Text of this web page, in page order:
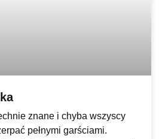
znane i chyba wszyscy
pełnymi garściami.